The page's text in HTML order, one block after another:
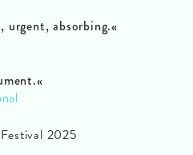
urgent, absorbing.«
«
2025